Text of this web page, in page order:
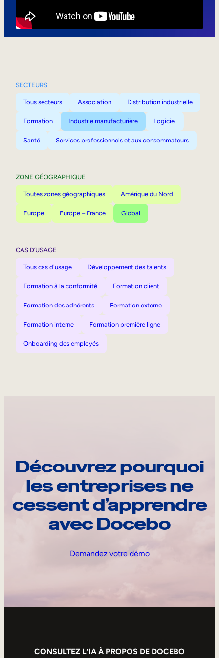
SECTEURS
Tous secteurs Association Distribution industrielle
Formation Industrie manufacturière Logiciel
Santé Services professionnels et aux consommateurs
ZONE GÉOGRAPHIQUE
Toutes zones géographiques Amérique du Nord
Europe Europe – France Global
CAS D’USAGE
Tous cas d'usage Développement des talents
Formation à la conformité Formation client
Formation des adhérents Formation externe
Formation interne Formation première ligne
Onboarding des employés
Découvrez pourquoi
les entreprises ne
cessent d’apprendre
avec Docebo
Demandez votre démo
CONSULTEZ L’IA À PROPOS DE DOCEBO